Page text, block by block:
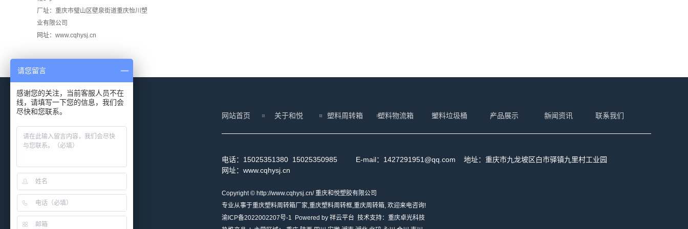
厂址：重庆市璧山区壁泉街道重庆怡川塑
业有限公司
网址：www.cqhysj.cn
淘宝店二维码
网站首页 关于和悦 塑料周转箱 塑料物流箱 塑料垃圾桶 产品展示 新闻资讯 联系我们
电话：15025351380 15025350985 E-mail：1427291951@qq.com 地址：重庆市九龙坡区白市驿镇九里村工业园
网址：www.cqhysj.cn
Copyright © http://www.cqhysj.cn/ 重庆和悦塑胶有限公司
专业从事于重庆塑料周转箱厂家,重庆塑料周转框,重庆周转箱, 欢迎来电咨询!
渝ICP备2022002207号-1 Powered by 祥云平台 技术支持： 重庆卓光科技
请您留言
感谢您的关注，当前客服人员不在
线，请填写一下您的信息，我们会
尽快和您联系。